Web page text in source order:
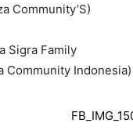
Community’S)
Sigra Family
Community Indonesia)